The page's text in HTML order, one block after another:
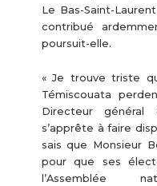
Le Bas-Saint-
contribué
poursuit-elle.
« Je trouve triste
Témiscouata
Directeur
s’apprête à faire
sais que Monsieur
pour que ses
l’Assemblée